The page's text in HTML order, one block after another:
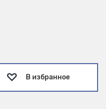
В избранное